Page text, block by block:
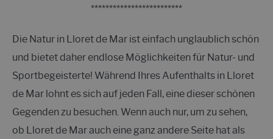
*************************
Die Natur in Lloret de Mar ist einfach unglaublich schön
und bietet daher endlose Möglichkeiten für Natur- und
Sportbegeisterte! Während Ihres Aufenthalts in Lloret
de Mar lohnt es sich auf jeden Fall, eine dieser schönen
Gegenden zu besuchen. Wenn auch nur, um zu sehen,
ob Lloret de Mar auch eine ganz andere Seite hat als